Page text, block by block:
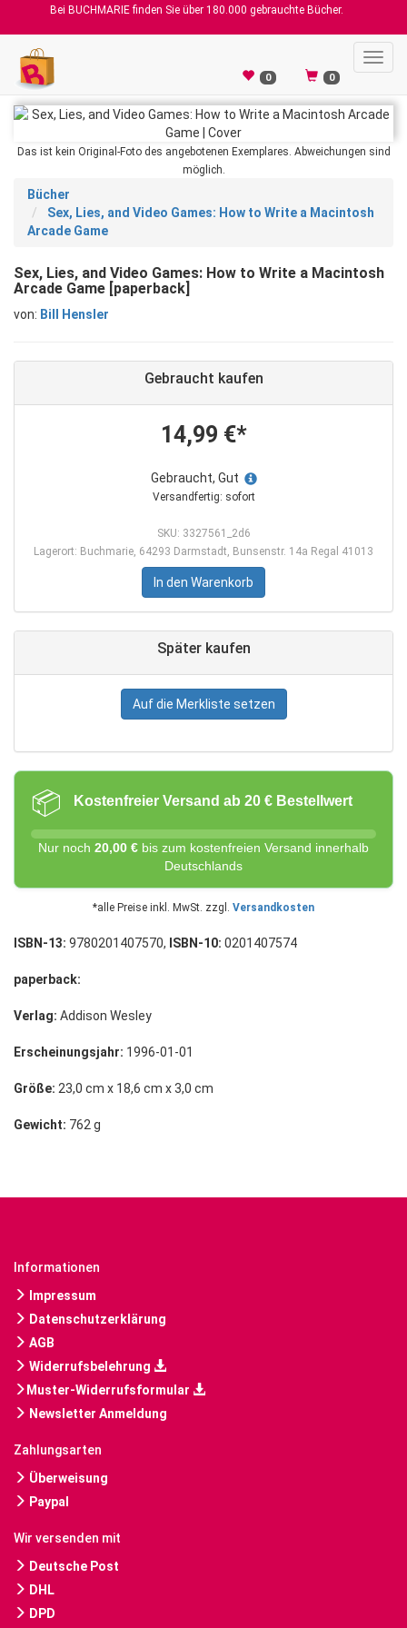
Bei BUCHMARIE finden Sie über 180.000 gebrauchte Bücher.
0 0
Das ist kein Original-Foto des angebotenen Exemplares. Abweichungen sind
möglich.
Bücher
Sex, Lies, and Video Games: How to Write a Macintosh
Arcade Game
Sex, Lies, and Video Games: How to Write a Macintosh
Arcade Game [paperback]
von: Bill Hensler
Gebraucht kaufen
14,99 €*
Gebraucht, Gut
Versandfertig: sofort
SKU: 3327561_2d6
Lagerort: Buchmarie, 64293 Darmstadt, Bunsenstr. 14a Regal 41013
In den Warenkorb
Später kaufen
Auf die Merkliste setzen
📦 Kostenfreier Versand ab 20 € Bestellwert
Nur noch 20,00 € bis zum kostenfreien Versand innerhalb
Deutschlands
*alle Preise inkl. MwSt. zzgl. Versandkosten
ISBN-13: 9780201407570, ISBN-10: 0201407574
paperback:
Verlag: Addison Wesley
Erscheinungsjahr: 1996-01-01
Größe: 23,0 cm x 18,6 cm x 3,0 cm
Gewicht: 762 g
Informationen
Impressum
Datenschutzerklärung
AGB
Widerrufsbelehrung
Muster-Widerrufsformular
Newsletter Anmeldung
Zahlungsarten
Überweisung
Paypal
Wir versenden mit
Deutsche Post
DHL
DPD